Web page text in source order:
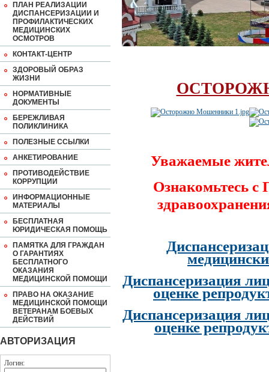
ПЛАН РЕАЛИЗАЦИИ
ДИСПАНСЕРИЗАЦИИ И
ПРОФИЛАКТИЧЕСКИХ
МЕДИЦИНСКИХ
ОСМОТРОВ
КОНТАКТ-ЦЕНТР
ЗДОРОВЫЙ ОБРАЗ
ЖИЗНИ
НОРМАТИВНЫЕ
ДОКУМЕНТЫ
БЕРЕЖЛИВАЯ
ПОЛИКЛИНИКА
ПОЛЕЗНЫЕ ССЫЛКИ
АНКЕТИРОВАНИЕ
ПРОТИВОДЕЙСТВИЕ
КОРРУПЦИИ
ИНФОРМАЦИОННЫЕ
МАТЕРИАЛЫ
БЕСПЛАТНАЯ
ЮРИДИЧЕСКАЯ ПОМОЩЬ
ПАМЯТКА ДЛЯ ГРАЖДАН
О ГАРАНТИЯХ
БЕСПЛАТНОГО
ОКАЗАНИЯ
МЕДИЦИНСКОЙ ПОМОЩИ
ПРАВО НА ОКАЗАНИЕ
МЕДИЦИНСКОЙ ПОМОЩИ
ВЕТЕРАНАМ БОЕВЫХ
ДЕЙСТВИЙ
АВТОРИЗАЦИЯ
Логин:
Уважаемые
Ознакомьтесь
Диспансеризация
оценке
Диспансеризация
оценке